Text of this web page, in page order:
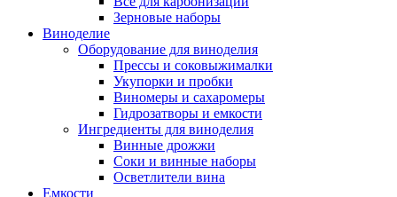
Зерновые наборы
Виноделие
Оборудование для виноделия
Прессы и соковыжималки
Укупорки и пробки
Виномеры и сахаромеры
Гидрозатворы и емкости
Ингредиенты для виноделия
Винные дрожжи
Соки и винные наборы
Осветлители вина
Емкости